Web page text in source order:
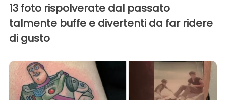
13 foto rispolverate dal passato
talmente buffe e divertenti da far ridere
di gusto